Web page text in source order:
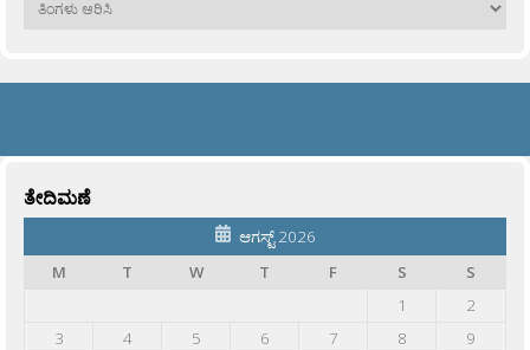
ತೇದಿಮಣೆ
ಆಗಸ್ಟ್ 2026
M
T W T F S
S
1
2
3
4 5 6 7 8
9